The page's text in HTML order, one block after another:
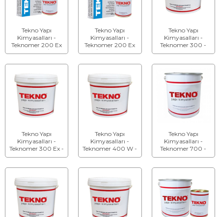
Tekno Yapı
Kimyasalları -
Teknomer 200 Ex
Kristalize (İki
Tekno Yapı
Kimyasalları -
Teknomer 200 Ex
W (İki Bileşenli) -
Tekno Yapı
Kimyasalları -
Teknomer 300 -
Akrilik Esaslı
Tekno Yapı
Kimyasalları -
Teknomer 300 Ex -
Akrilik Esaslı Süper
Tekno Yapı
Kimyasalları -
Teknomer 400 W -
Su Bazlı Bitum
Tekno Yapı
Kimyasalları -
Teknomer 700 -
Hibrit Polimer